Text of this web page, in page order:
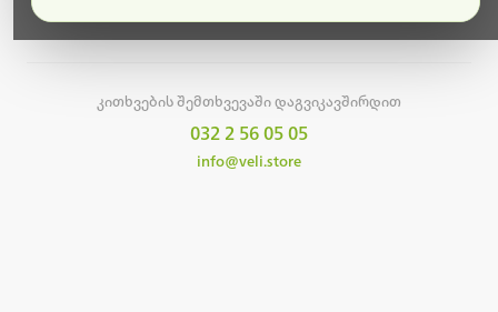
კითხვების შემთხვევაში დაგვიკავშირდით
032 2 56 05 05
info@veli.store